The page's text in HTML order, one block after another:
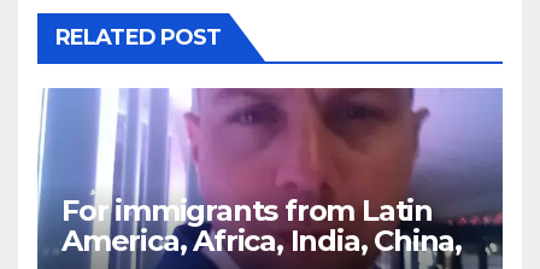
RELATED POST
For immigrants from Latin
America, Africa, India, China,